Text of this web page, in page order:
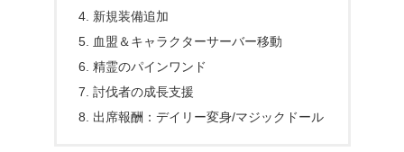
新規装備追加
血盟＆キャラクターサーバー移動
精霊のパインワンド
討伐者の成長支援
出席報酬：デイリー変身/マジックドール